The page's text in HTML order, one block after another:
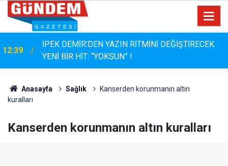
İPEK DEMİR’DEN YAZIN RİTMİNİ DEĞİŞTİRECEK
YENİ BİR HİT: “YOKSUN” !
12:04 SGK Borçlarına 72 Aya Kadar Taksit Kolaylığı
Anasayfa Sağlık
Kanserden korunmanın altın
kuralları
Kanserden korunmanın altın kuralları